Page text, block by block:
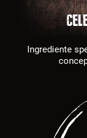
Ingrediente